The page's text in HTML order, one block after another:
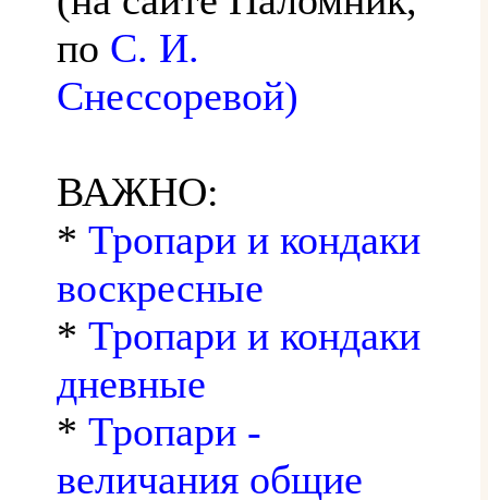
по С. И.
Снессоревой)
ВАЖНО:
* Тропари и кондаки
воскресные
* Тропари и кондаки
дневные
* Тропари -
величания общие